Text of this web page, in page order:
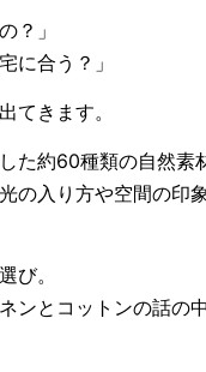
？」
に合う？」
てきます。
た約60種類の自然素
の入り方や空間の印
び。
ンとコットンの話の